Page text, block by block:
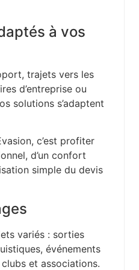
à vos
trajets vers les
d’entreprise ou
solutions s’adaptent
c’est profiter
d’un confort
simple du devis
variés : sorties
événements
clubs et associations.